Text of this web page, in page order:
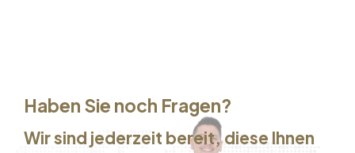
Haben Sie noch Fragen?
Wir sind jederzeit bereit, diese Ihnen